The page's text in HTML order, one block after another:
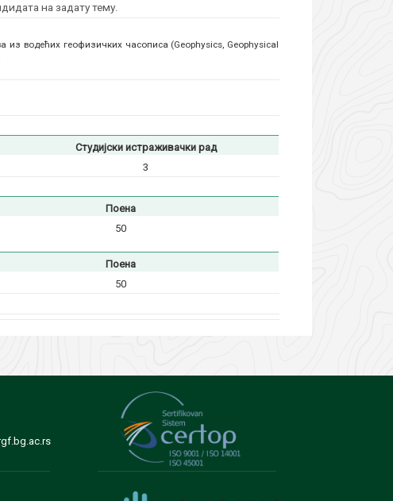
на задату тему.
водећих геофизичких часописа (Geophysics, Geophysical
Студијски истраживачки рад
3
Поена
50
Поена
50